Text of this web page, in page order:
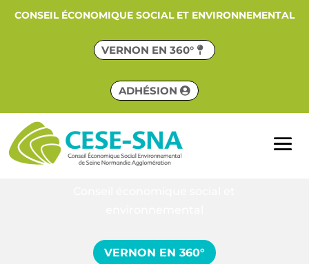
CONSEIL ÉCONOMIQUE SOCIAL ET ENVIRONNEMENTAL
VERNON EN 360°
ADHÉSION
VERNON EN 360°